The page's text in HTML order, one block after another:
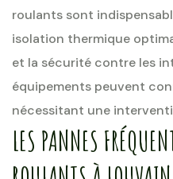
roulants sont
isolation thermique
et la sécurité contre les
équipements peuvent
nécessitant une
LES PANNES